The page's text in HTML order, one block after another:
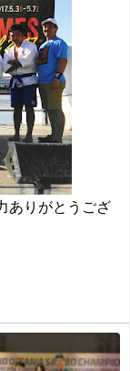
ありがとうござ